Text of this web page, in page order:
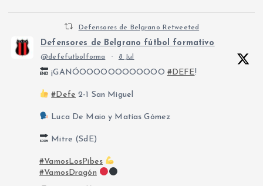
Defensores de Belgrano Retweeted
Defensores de Belgrano fútbol formativo
@defefutbolforma · 8 Jul
¡GANÓOOOOOOOOOOOO #DEFE!
#Defe 2-1 San Miguel
Luca De Maio y Matías Gómez
Mitre (SdE)
#VamosLosPibes
#VamosDragón